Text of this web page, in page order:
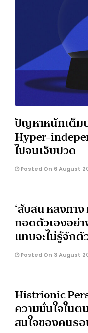
ปัญหาหนักเต็ม
Hyper-
ไปจนเจ็บปวด
Posted On 6 August
‘สับสน หลงทา
กอดตัวเองอย่า
แทบจะไม่รู้จักตั
Posted On 3 August
Histrionic
ความมั่นใจใน
สนใจของคนร